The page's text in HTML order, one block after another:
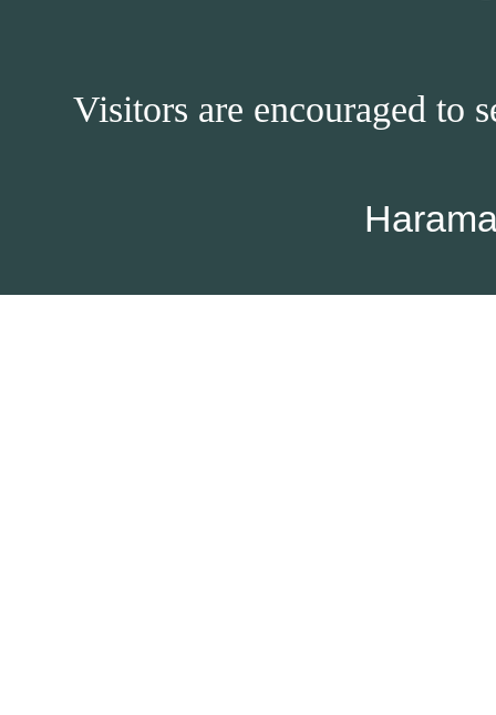
Visitors are encouraged to